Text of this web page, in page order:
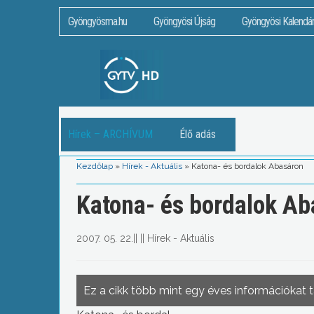
Gyöngyösma.hu Gyöngyösi Újság Gyöngyösi
Hírek – ARCHÍVUM Élő adás
Kezdőlap » Hírek - Aktuális » Katona- és bordalok Abasáron
Katona- és bordalok
2007. 05. 22. Hírek - Aktuális
Ez a cikk több mint egy éves információkat